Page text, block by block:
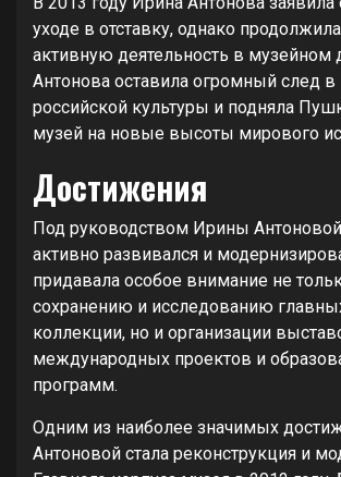
уходе в отставку, однако
активную деятельность в музейном
Антонова оставила огромный след в
российской культуры и подняла
музей на новые высоты мирового
Достижения
Под руководством Ирины
активно развивался и
придавала особое внимание не
сохранению и исследованию
коллекции, но и организации
международных проектов и
программ.
Одним из наиболее значимых
Антоновой стала реконструкция и